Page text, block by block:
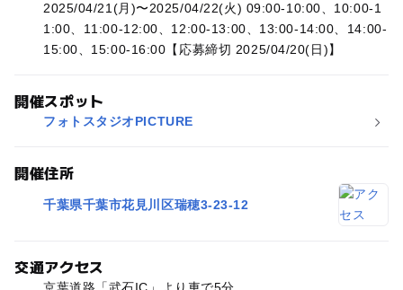
2025/04/21(月)〜2025/04/22(火) 09:00-10:00、10:00-1
1:00、11:00-12:00、12:00-13:00、13:00-14:00、14:00-
15:00、15:00-16:00【応募締切 2025/04/20(日)】
開催スポット
フォトスタジオPICTURE
開催住所
千葉県千葉市花見川区瑞穂3-23-12
交通アクセス